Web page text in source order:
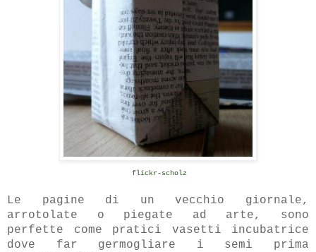
flickr-scholz
Le pagine di un vecchio giornale,
arrotolate o piegate ad arte, sono
perfette come pratici vasetti incubatrice
dove far germogliare i semi prima